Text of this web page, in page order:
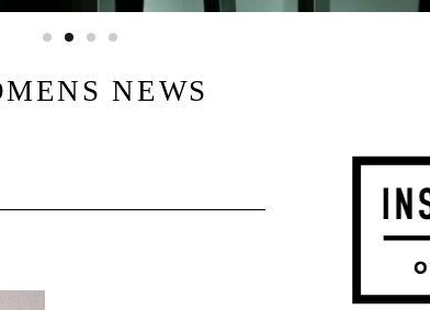
NEWS